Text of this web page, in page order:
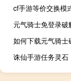
cf手游等价交换模
诛仙手游任务灵石